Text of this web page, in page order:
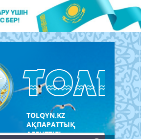
TOLQYN.KZ
АҚПАРАТТЫҚ
АГЕНТТІГІ